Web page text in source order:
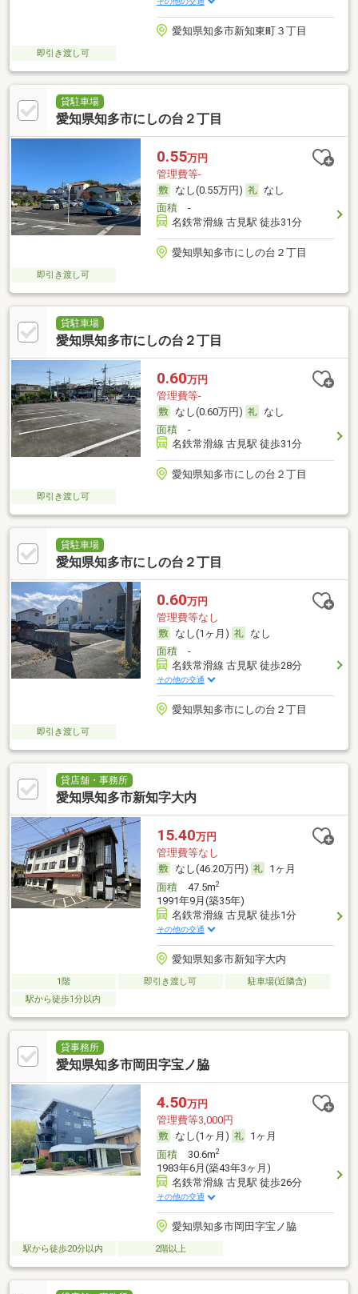
愛知県知多市新知東町３丁目
即引き渡し可
貸駐車場
愛知県知多市にしの台２丁目
0.55万円
管理費等-
なし(0.55万円)
なし
面積-
名鉄常滑線 古見駅 徒歩31分
愛知県知多市にしの台２丁目
即引き渡し可
貸駐車場
愛知県知多市にしの台２丁目
0.60万円
管理費等-
なし(0.60万円)
なし
面積-
名鉄常滑線 古見駅 徒歩31分
愛知県知多市にしの台２丁目
即引き渡し可
貸駐車場
愛知県知多市にしの台２丁目
0.60万円
管理費等なし
なし(1ヶ月)
なし
面積-
名鉄常滑線 古見駅 徒歩28分
その他の交通
愛知県知多市にしの台２丁目
即引き渡し可
貸店舗・事務所
愛知県知多市新知字大内
15.40万円
管理費等なし
なし(46.20万円)
1ヶ月
面積47.5m2
1991年9月(築35年)
名鉄常滑線 古見駅 徒歩1分
その他の交通
愛知県知多市新知字大内
1階 即引き渡し可
駐車場(近隣含)
駅から徒歩1分以内
貸事務所
愛知県知多市岡田字宝ノ脇
4.50万円
管理費等3,000円
なし(1ヶ月)
1ヶ月
面積30.6m2
1983年6月(築43年3ヶ月)
名鉄常滑線 古見駅 徒歩26分
その他の交通
愛知県知多市岡田字宝ノ脇
駅から徒歩20分以内 2階以上